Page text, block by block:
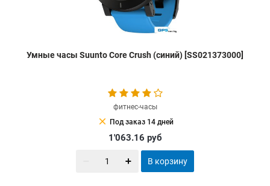
Умные часы Suunto Core Crush (синий) [SS021373000]
фитнес-часы
clear Под заказ 14 дней
1'063.16 руб
В корзину